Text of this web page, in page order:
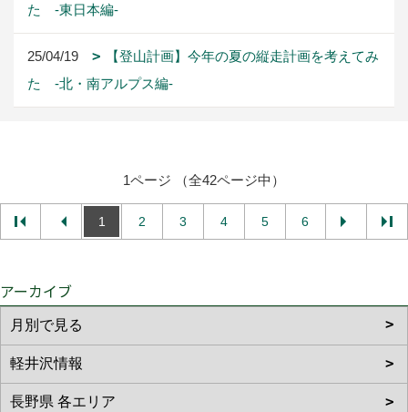
た -東日本編-
25/04/19
【登山計画】今年の夏の縦走計画を考えてみ
た -北・南アルプス編-
1ページ （全42ページ中）
1 2 3 4 5 6
アーカイブ